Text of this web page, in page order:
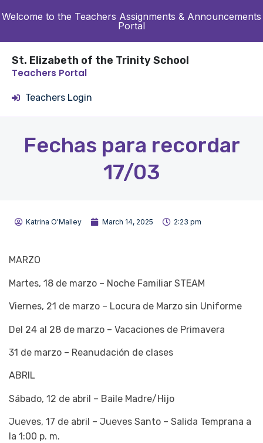
Welcome to the Teachers Assignments & Announcements
Portal
St. Elizabeth of the Trinity School
Teachers Portal
Teachers Login
Fechas para recordar
17/03
Katrina O'Malley March 14, 2025 2:23 pm
MARZO
Martes, 18 de marzo – Noche Familiar STEAM
Viernes, 21 de marzo – Locura de Marzo sin Uniforme
Del 24 al 28 de marzo – Vacaciones de Primavera
31 de marzo – Reanudación de clases
ABRIL
Sábado, 12 de abril – Baile Madre/Hijo
Jueves, 17 de abril – Jueves Santo – Salida Temprana a
la 1:00 p. m.